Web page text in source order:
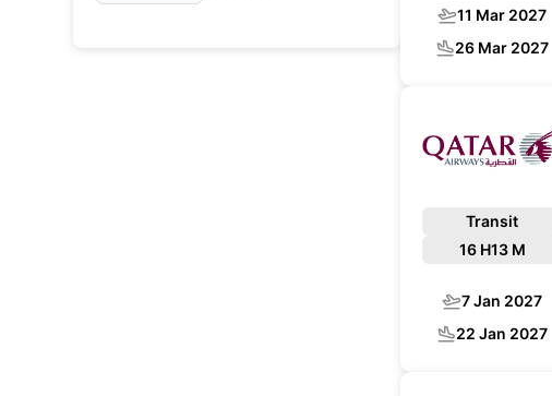
11 Mar 2027
26 Mar 2027
Transit
16 H13 M
7 Jan 2027
22 Jan 2027